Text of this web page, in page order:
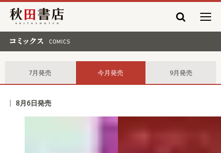
秋田書店
7月発売 今月発売 9月発売
8月6日発売